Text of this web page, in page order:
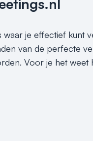
je effectief kunt
van de perfecte
Voor je het